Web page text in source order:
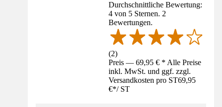
Durchschnittliche Bewertung:
4 von 5 Sternen. 2
Bewertungen.
(2)
Preis — 69,95 € * Alle Preise
inkl. MwSt. und ggf. zzgl.
Versandkosten pro ST69,95
€*/ ST